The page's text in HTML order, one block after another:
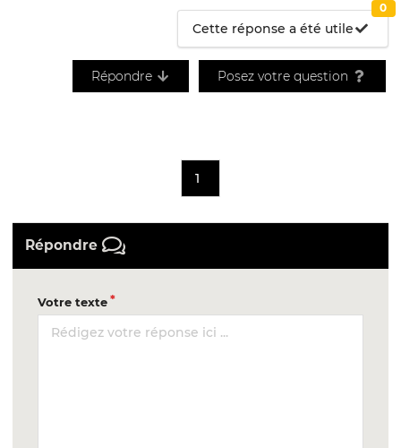
Cette réponse a été utile
0
Répondre Posez votre question
1
Répondre
Votre texte